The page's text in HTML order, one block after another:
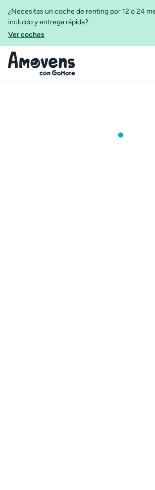
¿Necesitas un coche de renting por 12 o 24
incluido y entrega rápida?
Ver coches